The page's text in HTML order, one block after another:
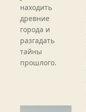
находить
древние
города и
разгадать
тайны
прошлого.